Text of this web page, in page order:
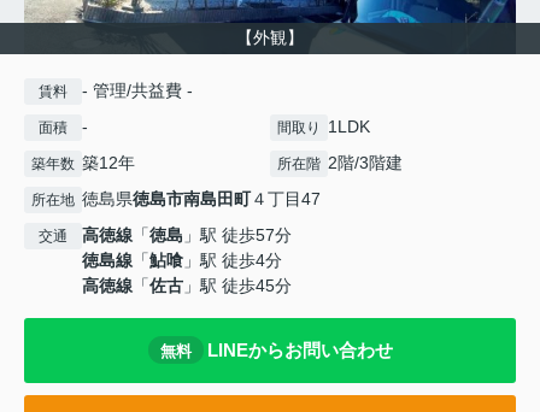
【外観】
賃料 - 管理/共益費 -
面積 - 間取り 1LDK
築年数 築12年 所在階 2階/3階建
所在地 徳島県徳島市南島田町４丁目47
交通 高徳線 「徳島 」駅 徒歩57分
徳島線 「鮎喰 」駅 徒歩4分
高徳線 「佐古 」駅 徒歩45分
無料 LINEからお問い合わせ